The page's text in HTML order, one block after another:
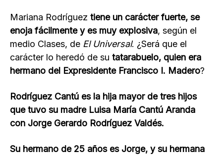
Mariana Rodríguez tiene un carácter fuerte, se
enoja fácilmente y es muy explosiva, según el
medio Clases, de El Universal. ¿Será que el
carácter lo heredó de su tatarabuelo, quien era
hermano del Expresidente Francisco I. Madero?
Rodríguez Cantú es la hija mayor de tres hijos
que tuvo su madre Luisa María Cantú Aranda
con Jorge Gerardo Rodríguez Valdés.
Su hermano de 25 años es Jorge, y su hermana